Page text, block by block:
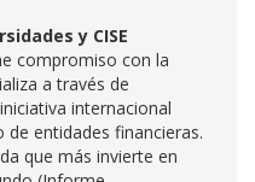
y CISE
compromiso con la
a través de
internacional
entidades financieras.
que más invierte en